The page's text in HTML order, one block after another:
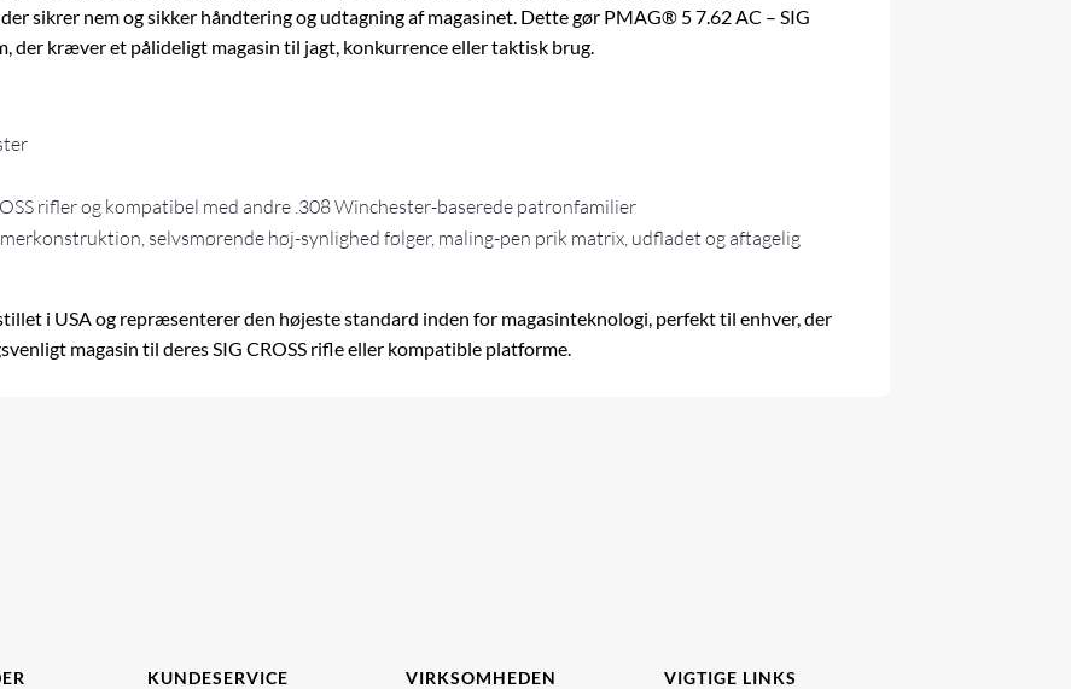
sikrer nem og sikker håndtering og udtagning af magasinet. Dette gør PMAG® 5 7.62 AC – SIG
der kræver et pålideligt magasin til jagt, konkurrence eller taktisk brug.
rifler og kompatibel med andre .308 Winchester-baserede patronfamilier
selvsmørende høj-synlighed følger, maling-pen prik matrix, udfladet og aftagelig
i USA og repræsenterer den højeste standard inden for magasinteknologi, perfekt til enhver, der
magasin til deres SIG CROSS rifle eller kompatible platforme.
KUNDESERVICE
VIRKSOMHEDEN
VIGTIGE LINKS